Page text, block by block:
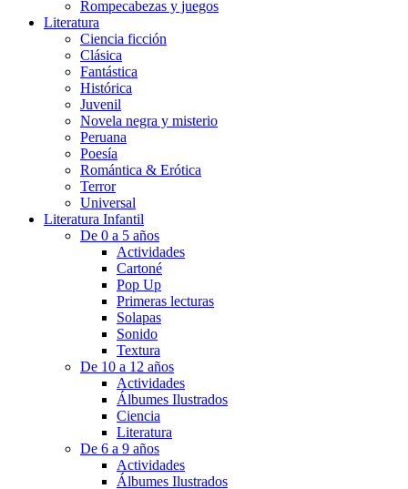
Rompecabezas y juegos
Literatura
Ciencia ficción
Clásica
Fantástica
Histórica
Juvenil
Novela negra y misterio
Peruana
Poesía
Romántica & Erótica
Terror
Universal
Literatura Infantil
De 0 a 5 años
Actividades
Cartoné
Pop Up
Primeras lecturas
Solapas
Sonido
Textura
De 10 a 12 años
Actividades
Álbumes Ilustrados
Ciencia
Literatura
De 6 a 9 años
Actividades
Álbumes Ilustrados